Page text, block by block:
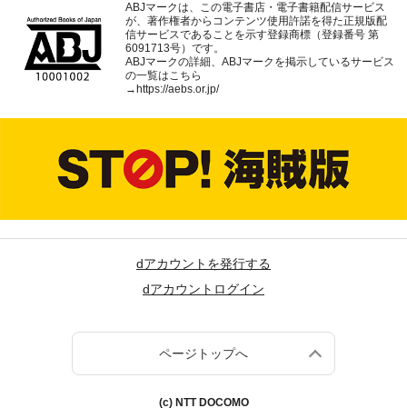
ABJマークは、この電子書店・電子書籍配信サービス
が、著作権者からコンテンツ使用許諾を得た正規版配
信サービスであることを示す登録商標（登録番号 第
6091713号）です。
ABJマークの詳細、ABJマークを掲示しているサービス
の一覧はこちら
→ https://aebs.or.jp/
dアカウントを発行する
dアカウントログイン
ページトップへ
(c) NTT DOCOMO